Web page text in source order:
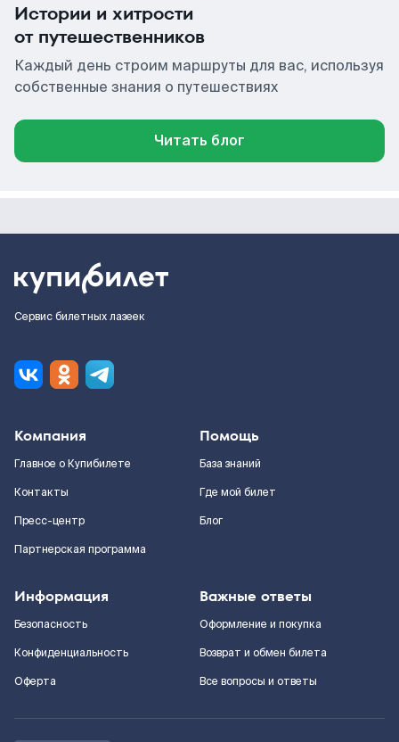
Истории и хитрости
от путешественников
Каждый день строим маршруты для вас, используя
собственные знания о путешествиях
Читать блог
Сервис билетных лазеек
Компания
Главное о Купибилете
Контакты
Пресс-центр
Партнерская программа
Помощь
База знаний
Где мой билет
Блог
Информация
Безопасность
Конфиденциальность
Оферта
Важные ответы
Оформление и покупка
Возврат и обмен билета
Все вопросы и ответы